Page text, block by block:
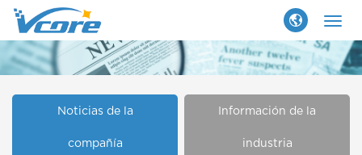
Noticias de la
compañía
Información de la
industria